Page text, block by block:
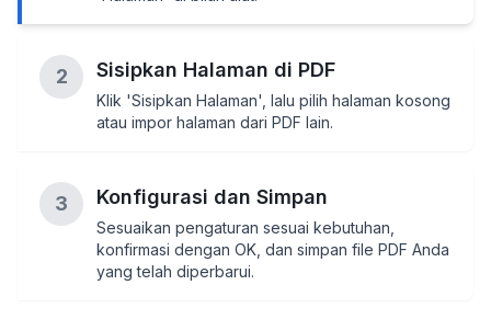
2 Sisipkan Halaman di PDF
Klik 'Sisipkan Halaman', lalu pilih halaman kosong
atau impor halaman dari PDF lain.
3 Konfigurasi dan Simpan
Sesuaikan pengaturan sesuai kebutuhan,
konfirmasi dengan OK, dan simpan file PDF Anda
yang telah diperbarui.